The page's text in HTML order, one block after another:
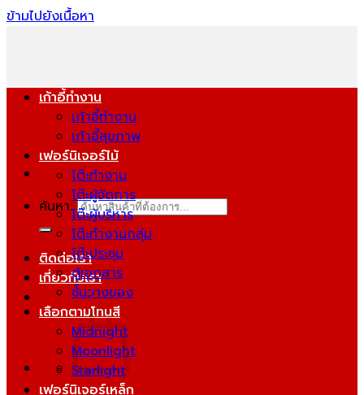
ข้ามไปยังเนื้อหา
ค้นหา:
ติดต่อเรา
เกี่ยวกับเรา
เก้าอี้ทำงาน
เก้าอี้ทำงาน
เก้าอี้สุขภาพ
เฟอร์นิเจอร์ไม้
โต๊ะทำงาน
โต๊ะผู้จัดการ
โต๊ะผู้บริหาร
โต๊ะทำงานกลุ่ม
โต๊ะประชุม
ตู้เอกสาร
ชั้นวางของ
เลือกตามโทนสี
Midnight
Moonlight
Starlight
เฟอร์นิเจอร์เหล็ก